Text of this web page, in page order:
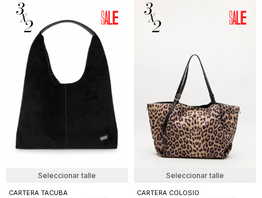
Seleccionar talle
CARTERA TACUBA
Seleccionar talle
CARTERA COLOSIO